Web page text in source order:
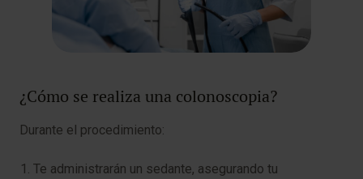
¿Cómo se realiza una colonoscopia?
Durante el procedimiento:
Te administrarán un sedante, asegurando tu